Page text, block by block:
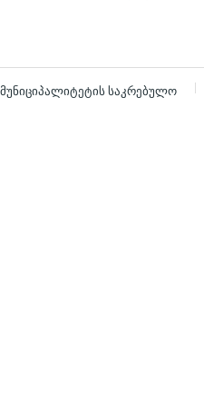
მუნიციპალიტეტის საკრებულო